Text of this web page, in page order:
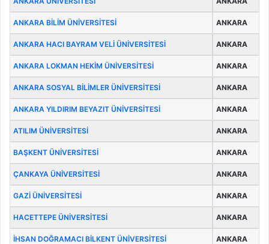
ANKARA BİLİM ÜNİVERSİTESİ ANKARA
ANKARA HACI BAYRAM VELİ ÜNİVERSİTESİ ANKARA
ANKARA LOKMAN HEKİM ÜNİVERSİTESİ ANKARA
ANKARA SOSYAL BİLİMLER ÜNİVERSİTESİ ANKARA
ANKARA YILDIRIM BEYAZIT ÜNİVERSİTESİ ANKARA
ATILIM ÜNİVERSİTESİ ANKARA
BAŞKENT ÜNİVERSİTESİ ANKARA
ÇANKAYA ÜNİVERSİTESİ ANKARA
GAZİ ÜNİVERSİTESİ ANKARA
HACETTEPE ÜNİVERSİTESİ ANKARA
İHSAN DOĞRAMACI BİLKENT ÜNİVERSİTESİ ANKARA